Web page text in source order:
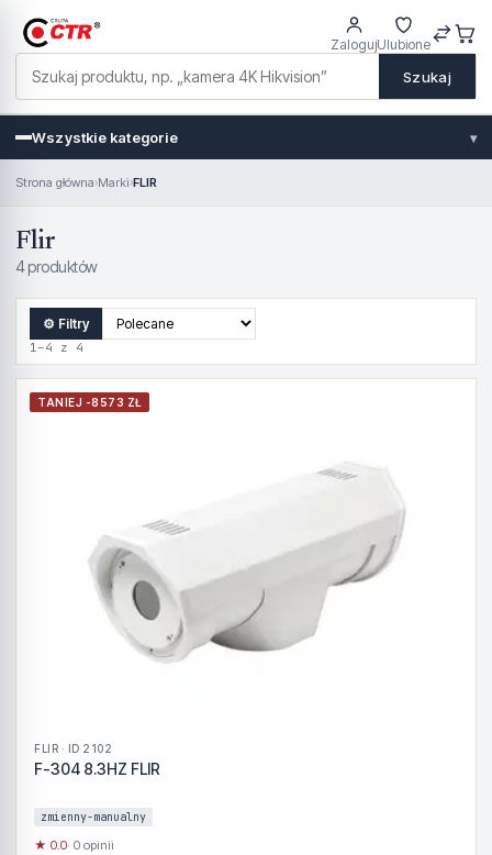
Szukaj
ZalogujUlubione
Wszystkie kategorie ▾
Strona główna›Marki›FLIR
Flir
4 produktów
⚙ Filtry
1–4 z 4
TANIEJ -8573 ZŁ
FLIR · ID 2102
F-304 8.3HZ FLIR
zmienny-manualny
★ 0.0· 0 opinii